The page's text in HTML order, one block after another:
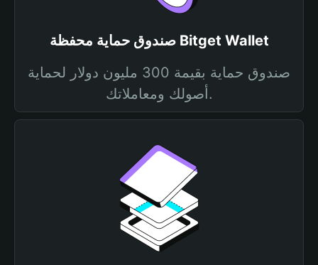
صندوق حماية محفظة Bitget Wallet
صندوق حماية بقيمة 300 مليون دولار لحماية
أصولك ومعاملاتك.